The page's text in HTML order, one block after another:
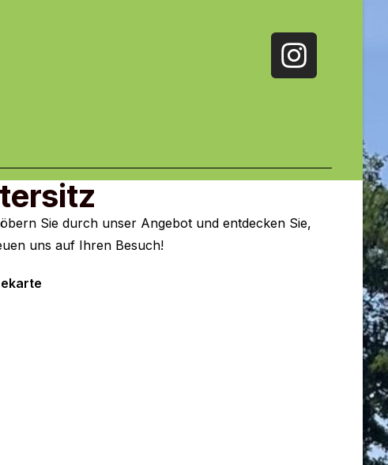
Sie durch unser Angebot und entdecken Sie,
uns auf Ihren Besuch!